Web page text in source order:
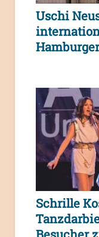
Uschi
Schrille